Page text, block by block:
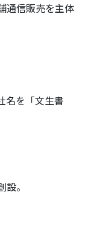
通信販売を主体
名を「文生書
。